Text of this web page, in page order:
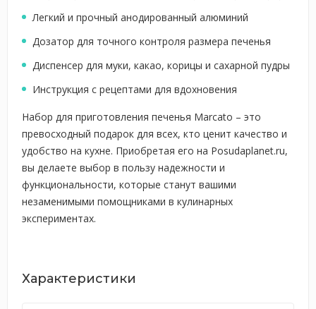
Легкий и прочный анодированный алюминий
Дозатор для точного контроля размера печенья
Диспенсер для муки, какао, корицы и сахарной пудры
Инструкция с рецептами для вдохновения
Набор для приготовления печенья Marcato – это
превосходный подарок для всех, кто ценит качество и
удобство на кухне. Приобретая его на Posudaplanet.ru,
вы делаете выбор в пользу надежности и
функциональности, которые станут вашими
незаменимыми помощниками в кулинарных
экспериментах.
Характеристики